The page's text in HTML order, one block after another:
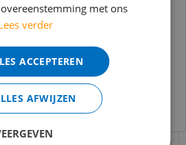
uiteraard verwerkt
snel dan wat je van ons
je ons bereiken via
met ons
verder
ACCEPTEREN
AFWIJZEN